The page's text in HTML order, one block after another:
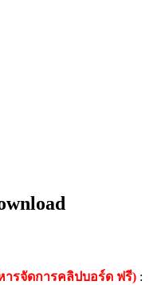
ารจัดการคลิปบอร์ด ฟรี) :